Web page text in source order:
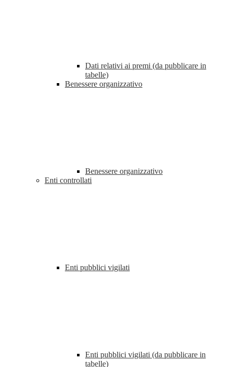
Dati relativi ai premi (da pubblicare in
tabelle)
Benessere organizzativo
Benessere organizzativo
Enti controllati
Enti pubblici vigilati
Enti pubblici vigilati (da pubblicare in
tabelle)